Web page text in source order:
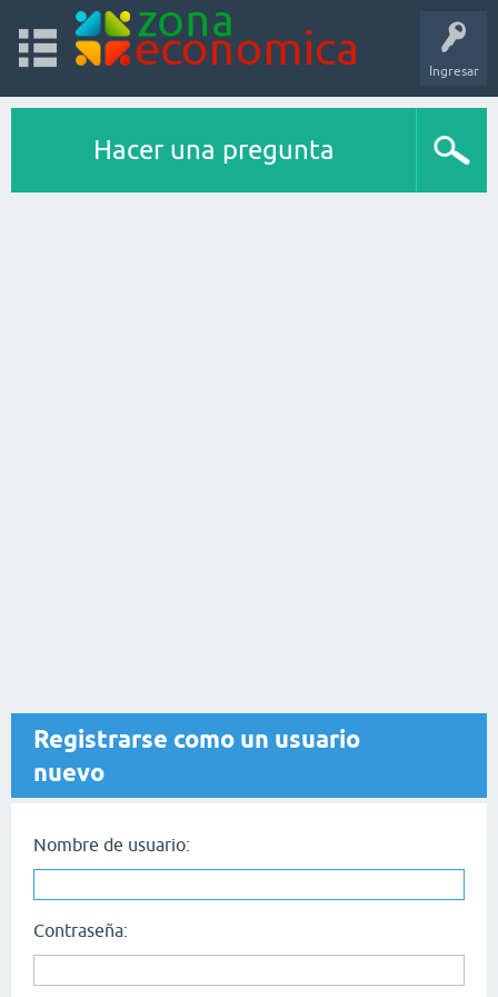
Ingresar
Hacer una pregunta
Registrarse como un usuario
nuevo
Nombre de usuario:
Contraseña: